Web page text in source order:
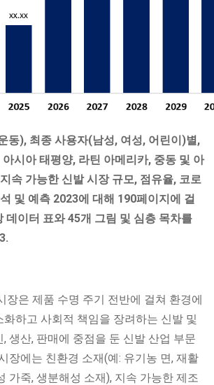
동), 최종 사용자(남성, 여성, 어린이)별,
시아 태평양, 라틴 아메리카, 중동 및 아
속 가능한 신발 시장 규모, 점유율, 코로
및 예측 2023에 대해 190페이지에 걸
데이터 표와 45개 그림 및 심층 목차를
장은 제품 수명 주기 전반에 걸쳐 환경에
하고 사회적 책임을 장려하는 신발 및
생산, 판매에 중점을 둔 신발 산업 부문
장에는 친환경 소재(예: 유기농 면, 재활
가죽, 생분해성 소재), 지속 가능한 제조